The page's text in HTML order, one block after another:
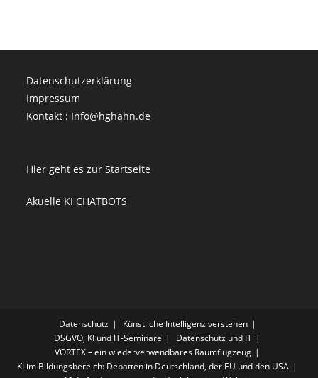
Datenschutzerklärung
Impressum
Kontakt : Info@hghahn.de
Hier geht es zur Startseite
Akuelle KI CHATBOTS
Datenschutz
Künstliche Intelligenz verstehen
DSGVO, KI und IT-Seminare
Datenschutz und IT
VORTEX – ein wiederverwendbares Raumflugzeug
KI im Bildungsbereich: Debatten in Deutschland, der EU und den USA